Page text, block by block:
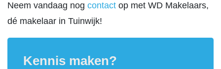
Neem vandaag nog contact op met WD Makelaars,
dé makelaar in Tuinwijk!
Kennis maken?